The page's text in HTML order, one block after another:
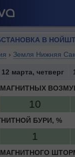
› Земля Нижняя
12 марта, четверг
10
БУРИ, %
1